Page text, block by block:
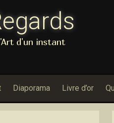
d'un instant
Diaporama Livre d’or